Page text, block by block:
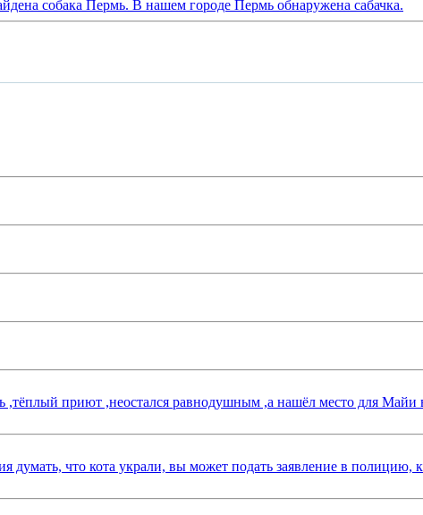
собака Пермь. В нашем городе Пермь обнаружена сабачка.
приют ,неостался равнодушным ,а нашёл место для
что кота украли, вы может подать заявление в полицию,